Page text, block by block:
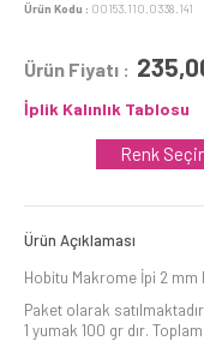
Ürün Kodu : 00153.110.0338.141
Ürün Fiyatı :
İplik Kalınlık Tablosu
Renk
Ürün Açıklaması
Hobitu Makrome İpi 2 mm
Paket olarak
1 yumak 100 gr dır.